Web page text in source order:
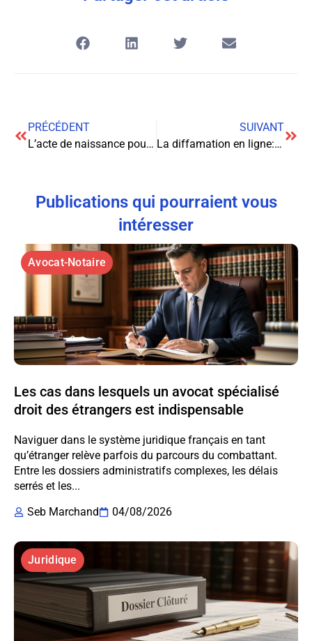
PRÉCÉDENT
L’acte de naissance pour les Français nés à l’étranger : démarches et enjeux
SUIVANT
La diffamation en ligne: un fléau à combattre
Publications qui pourraient vous
intéresser
Avocat-Notaire
Les cas dans lesquels un avocat spécialisé
droit des étrangers est indispensable
Naviguer dans le système juridique français en tant
qu’étranger relève parfois du parcours du combattant.
Entre les dossiers administratifs complexes, les délais
serrés et les...
Seb Marchand
04/08/2026
Juridique